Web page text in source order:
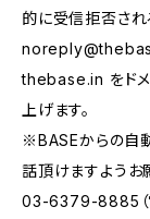
的に受信拒否され
thebase.in をドメ
上げます。
※BASEからの自
話頂けますようお
03-6379-8885（